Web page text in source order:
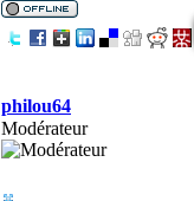
philou64
Modérateur